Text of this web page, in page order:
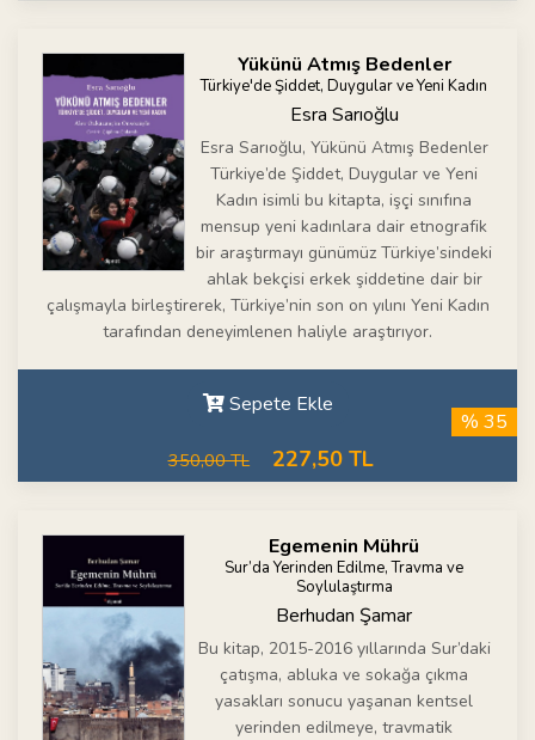
Yükünü Atmış Bedenler
Türkiye'de Şiddet, Duygular ve Yeni Kadın
Esra Sarıoğlu
Esra Sarıoğlu, Yükünü Atmış Bedenler
Türkiye’de Şiddet, Duygular ve Yeni
Kadın isimli bu kitapta, işçi sınıfına
mensup yeni kadınlara dair etnografik
bir araştırmayı günümüz Türkiye’sindeki
ahlak bekçisi erkek şiddetine dair bir
çalışmayla birleştirerek, Türkiye’nin son on yılını Yeni Kadın
tarafından deneyimlenen haliyle araştırıyor.
Sepete Ekle
350,00 TL 227,50 TL
% 35
Egemenin Mührü
Sur’da Yerinden Edilme, Travma ve
Soylulaştırma
Berhudan Şamar
Bu kitap, 2015-2016 yıllarında Sur’daki
çatışma, abluka ve sokağa çıkma
yasakları sonucu yaşanan kentsel
yerinden edilmeye, travmatik